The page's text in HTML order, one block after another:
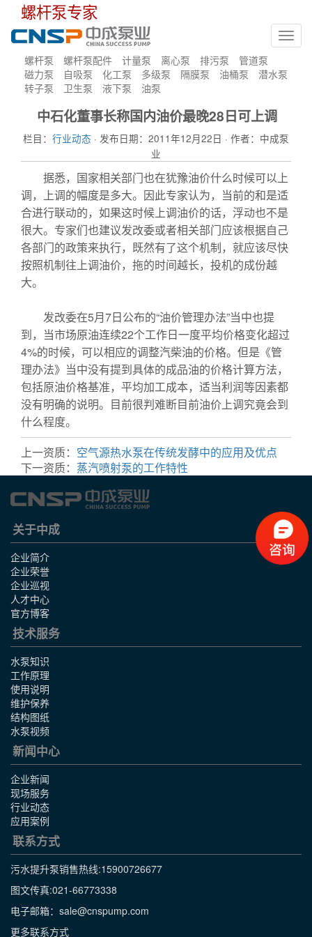
螺杆泵专家
螺杆泵 螺杆泵配件 计量泵 离心泵 排污泵
管道泵
磁力泵
自吸泵 化工泵 多级泵 隔膜泵 油桶泵
潜水泵
转子泵
卫生泵 液下泵 油泵
中石化董事长称国内油价最晚28日可上调
栏目： 行业动态 · 发布日期：2011年12月22日 · 作者：中成泵
业
据悉，国家相关部门也在犹豫油价什么时候可以上
调，上调的幅度是多大。因此专家认为，当前的和是适
合进行联动的，如果这时候上调油价的话，浮动也不是
很大。专家们也建议发改委或者相关部门应该根据自己
各部门的政策来执行，既然有了这个机制，就应该尽快
按照机制往上调油价，拖的时间越长，投机的成份越
大。
发改委在5月7日公布的“油价管理办法”当中也提
到，当市场原油连续22个工作日一度平均价格变化超过
4%的时候，可以相应的调整汽柴油的价格。但是《管
理办法》当中没有提到具体的成品油的价格计算方法，
包括原油价格基准，平均加工成本，适当利润等因素都
没有明确的说明。目前很判难断目前油价上调究竟会到
什么程度。
上一资质： 空气源热水泵在传统发酵中的应用及优点
下一资质： 蒸汽喷射泵的工作特性
关于中成
企业简介
企业荣誉
企业巡视
人才中心
官方博客
技术服务
水泵知识
工作原理
使用说明
维护保养
结构图纸
水泵视频
新闻中心
企业新闻
现场服务
行业动态
应用案例
联系方式
污水提升泵销售热线:15900726677
图文传真:021-66773338
电子邮箱：sale@cnspump.com
更多联系方式